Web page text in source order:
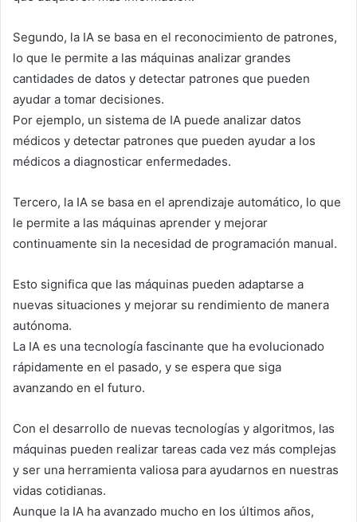
Segundo, la IA se basa en el reconocimiento de patrones,
lo que le permite a las máquinas analizar grandes
cantidades de datos y detectar patrones que pueden
ayudar a tomar decisiones.
Por ejemplo, un sistema de IA puede analizar datos
médicos y detectar patrones que pueden ayudar a los
médicos a diagnosticar enfermedades.
Tercero, la IA se basa en el aprendizaje automático, lo que
le permite a las máquinas aprender y mejorar
continuamente sin la necesidad de programación manual.
Esto significa que las máquinas pueden adaptarse a
nuevas situaciones y mejorar su rendimiento de manera
autónoma.
La IA es una tecnología fascinante que ha evolucionado
rápidamente en el pasado, y se espera que siga
avanzando en el futuro.
Con el desarrollo de nuevas tecnologías y algoritmos, las
máquinas pueden realizar tareas cada vez más complejas
y ser una herramienta valiosa para ayudarnos en nuestras
vidas cotidianas.
Aunque la IA ha avanzado mucho en los últimos años,